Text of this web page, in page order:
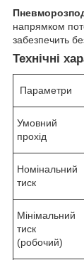
напрямком
забезпечить
Технічні
Параметри
Умовний
прохід
Номінальний
тиск
Мінімальний
тиск
(робочий)